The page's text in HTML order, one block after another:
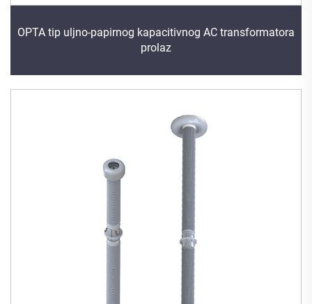
OPTA tip uljno-papirnog kapacitivnog AC transformatora
prolaz